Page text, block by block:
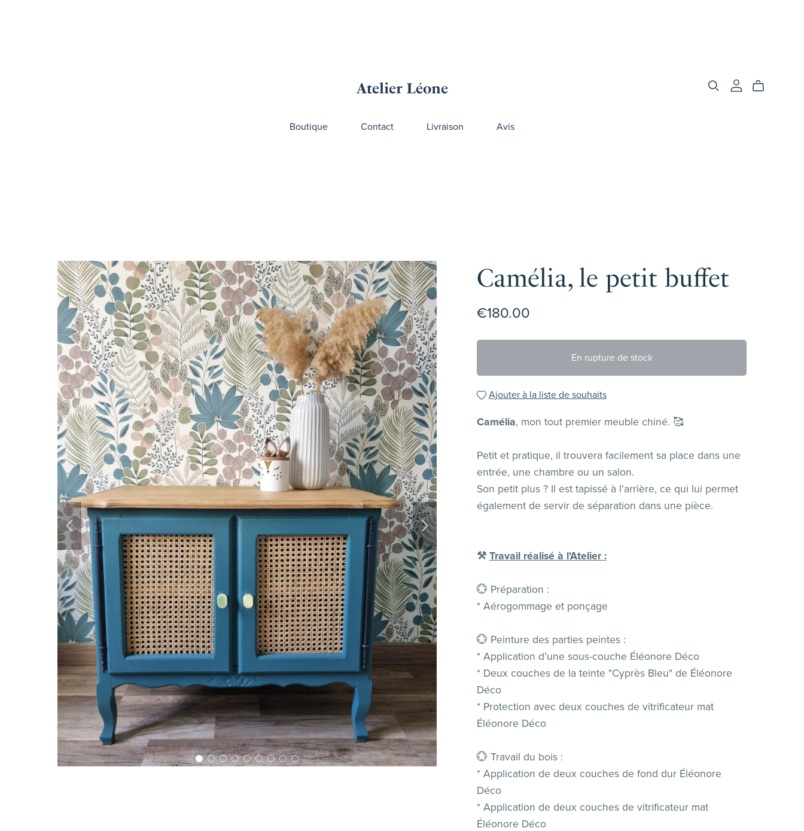
Atelier Léone
Boutique Contact Livraison Avis
Camélia, le petit buffet
€180.00
En rupture de stock
Ajouter à la liste de souhaits
Camélia, mon tout premier meuble chiné. 🥰
Petit et pratique, il trouvera facilement sa place dans une
entrée, une chambre ou un salon.
Son petit plus ? Il est tapissé à l’arrière, ce qui lui permet
également de servir de séparation dans une pièce.
⚒️ Travail réalisé à l'Atelier :
💮 Préparation :
* Aérogommage et ponçage
💮 Peinture des parties peintes :
* Application d’une sous-couche Éléonore Déco
* Deux couches de la teinte "Cyprès Bleu" de Éléonore
Déco
* Protection avec deux couches de vitrificateur mat
Éléonore Déco
💮 Travail du bois :
* Application de deux couches de fond dur Éléonore
Déco
* Application de deux couches de vitrificateur mat
Éléonore Déco